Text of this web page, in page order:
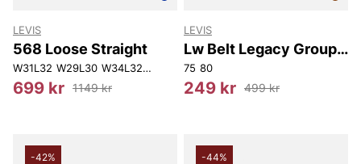
LEVIS
568 Loose Straight
W31L32 W29L30 W34L32 W30L32 W36L34
699 kr 1149 kr
LEVIS
Lw Belt Legacy Group
Co
75 80
249 kr 499 kr
-42% -44%